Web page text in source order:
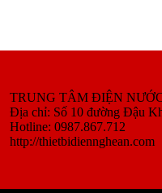
TRUNG TÂM ĐIỆN
Địa chỉ: Số 10 đường Đậu
Hotline: 0987.867.712
http://thietbidiennghean.com